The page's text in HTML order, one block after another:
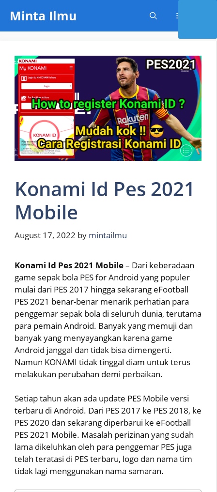
content
Minta Ilmu
Konami Id Pes 2021
Mobile
August 17, 2022 by mintailmu
Konami Id Pes 2021 Mobile– Dari keberadaan
game sepak bola PES for Android yang populer
mulai dari PES 2017 hingga sekarang eFootball
PES 2021 benar-benar menarik perhatian para
penggemar sepak bola di seluruh dunia, terutama
para pemain Android. Banyak yang memuji dan
banyak yang menyayangkan karena game
Android janggal dan tidak bisa dimengerti.
Namun KONAMI tidak tinggal diam untuk terus
melakukan perubahan demi perbaikan.
Setiap tahun akan ada update PES Mobile versi
terbaru di Android. Dari PES 2017 ke PES 2018, ke
PES 2020 dan sekarang diperbarui ke eFootball
PES 2021 Mobile. Masalah perizinan yang sudah
lama dikeluhkan oleh para penggemar PES juga
telah teratasi di PES terbaru, logo dan nama tim
tidak lagi menggunakan nama samaran.